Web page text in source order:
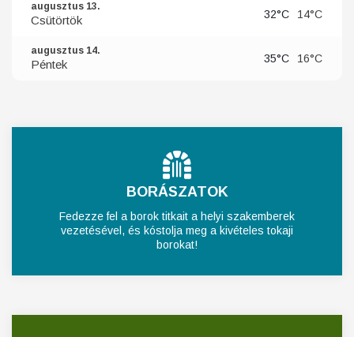
augusztus 13.
Csütörtök 32°C 14°C
augusztus 14.
Péntek 35°C 16°C
BORÁSZATOK
Fedezze fel a borok titkait a helyi szakemberek
vezetésével, és kóstolja meg a kivételes tokaji
borokat!